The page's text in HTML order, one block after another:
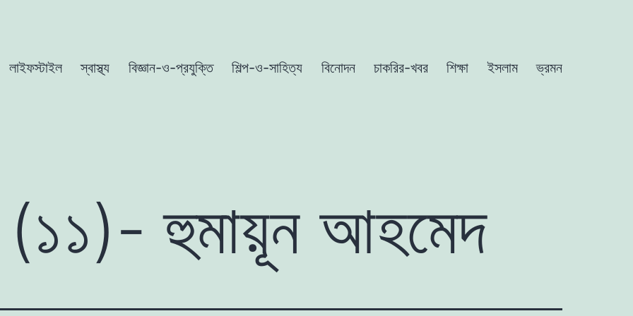
লাইফস্টাইল স্বাস্থ্য বিজ্ঞান-ও-প্রযুক্তি শিল্প-ও-সাহিত্য বিনোদন চাকরির-খবর শিক্ষা ইসলাম ভ্রমন
(১১)- হুমায়ূন আহমেদ